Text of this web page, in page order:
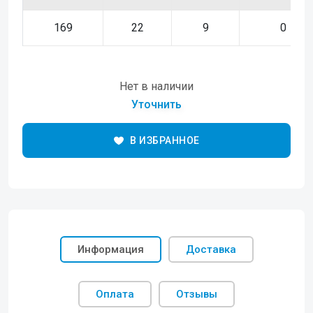
169 22 9 0
Нет в наличии
Уточнить
В ИЗБРАННОЕ
Информация Доставка
Оплата Отзывы